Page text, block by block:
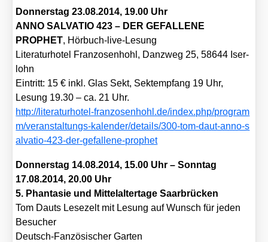
Don­ners­tag 23.08.2014, 19.00 Uhr
ANNO SALVATIO 423 – DER GEFALLENE
PROPHET, Hör­buch-live-Lesung
Lite­ra­tur­ho­tel Fran­zo­sen­hohl, Danz­weg 25, 58644 Iser­
lohn
Ein­tritt: 15 € inkl. Glas Sekt, Sekt­emp­fang 19 Uhr,
Lesung 19.30 – ca. 21 Uhr.
http://​lite​ra​tur​ho​tel​-fran​zo​sen​hohl​.de/​i​n​d​e​x​.​p​h​p​/​p​r​o​g​r​a​m​
m​/​v​e​r​a​n​s​t​a​l​t​u​n​g​s​-​k​a​l​e​n​d​e​r​/​d​e​t​a​i​l​s​/​3​0​0​-​t​o​m​-​d​a​u​t​-​a​n​n​o​-​s​
a​l​v​a​t​i​o​-​4​2​3​-​d​e​r​-​g​e​f​a​l​l​e​n​e​-​p​r​o​p​het
Don­ners­tag 14.08.2014, 15.00 Uhr – Sonn­tag
17.08.2014, 20.00 Uhr
5. Phan­ta­sie und Mit­tel­al­ter­ta­ge Saar­brü­cken
Tom Dauts Lese­zelt mit Lesung auf Wunsch für jeden
Besu­cher
Deutsch-Fan­zö­si­scher Gar­ten